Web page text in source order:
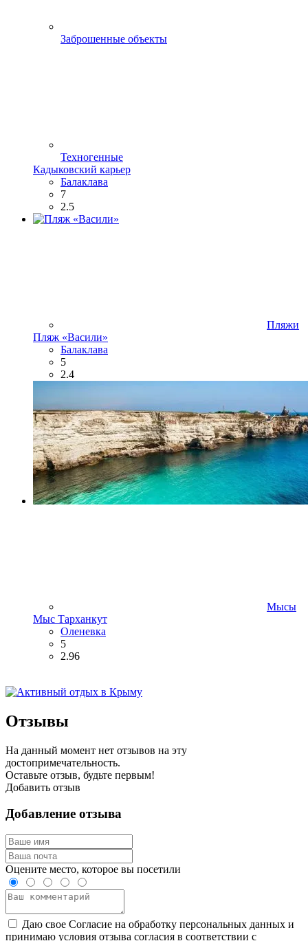
Заброшенные объекты
Техногенные
Кадыковский карьер
Балаклава
7
2.5
Пляжи
Пляж «Васили»
Балаклава
5
2.4
Мысы
Мыс Тарханкут
Оленевка
5
2.96
Отзывы
На данный момент нет отзывов на эту
достопримечательность.
Оставьте отзыв, будьте первым!
Добавить отзыв
Добавление отзыва
Оцените место, которое вы посетили
Даю свое Согласие на обработку персональных данных и
принимаю условия отзыва согласия в соответствии с